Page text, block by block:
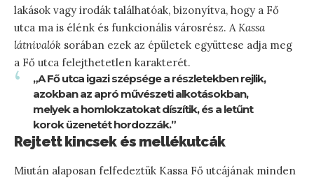
lakások vagy irodák találhatóak, bizonyítva, hogy a Fő
utca ma is élénk és funkcionális városrész. A Kassa
látnivalók sorában ezek az épületek együttese adja meg
a Fő utca felejthetetlen karakterét.
„A Fő utca igazi szépsége a részletekben rejlik,
azokban az apró művészeti alkotásokban,
melyek a homlokzatokat díszítik, és a letűnt
korok üzenetét hordozzák.”
Rejtett kincsek és mellékutcák
Miután alaposan felfedeztük Kassa Fő utcájának minden